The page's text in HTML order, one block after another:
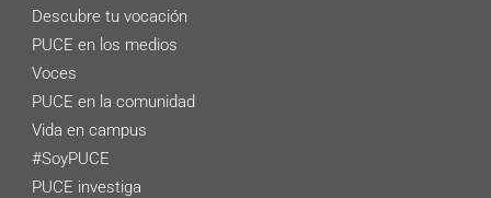
Descubre tu vocación
PUCE en los medios
Voces
PUCE en la comunidad
Vida en campus
#SoyPUCE
PUCE investiga